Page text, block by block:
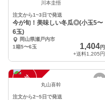
川本圭悟
注文から1~3日で発送
今が旬！美味しい冬瓜◎(小玉5〜
6玉)
岡山県瀬戸内市
1箱5〜6玉
1,404円
+送料1,205円
注
文
受
付
停
止 丸山喜幹
注文から2~5日で発送